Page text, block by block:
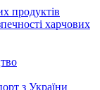
продуктів
харчових
з України